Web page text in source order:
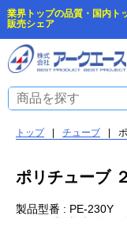
業界トップの品質・国内ト
販売シェア
トップ | チューブ |
ポリチューブ
製品型番 : PE-230Y